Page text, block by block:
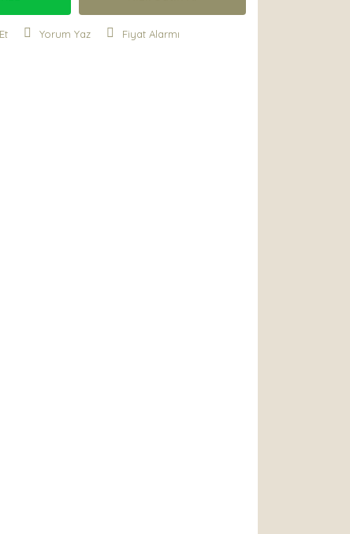
Yorum Yaz Fiyat Alarmı